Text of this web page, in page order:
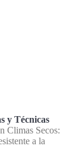
y Técnicas
Climas Secos:
a la